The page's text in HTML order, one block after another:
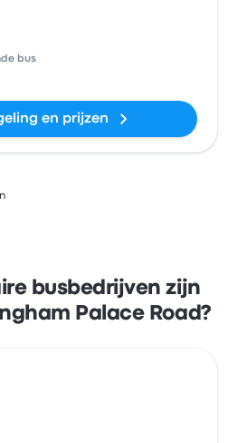
bus
en prijzen
busbedrijven zijn
Palace Road?